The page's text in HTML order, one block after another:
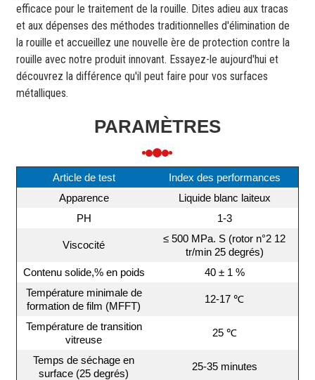
efficace pour le traitement de la rouille. Dites adieu aux tracas
et aux dépenses des méthodes traditionnelles d'élimination de
la rouille et accueillez une nouvelle ère de protection contre la
rouille avec notre produit innovant. Essayez-le aujourd'hui et
découvrez la différence qu'il peut faire pour vos surfaces
métalliques.
PARAMÈTRES
Article de test
Index des performances
Apparence
Liquide blanc laiteux
PH
1-3
Viscocité
≤ 500 MPa. S (rotor n°2 12
tr/min 25 degrés)
Contenu solide,% en poids
40 ± 1 %
Température minimale de
formation de film (MFFT)
12-17 ℃
Température de transition
vitreuse
25 ℃
Temps de séchage en
surface (25 degrés)
25-35 minutes